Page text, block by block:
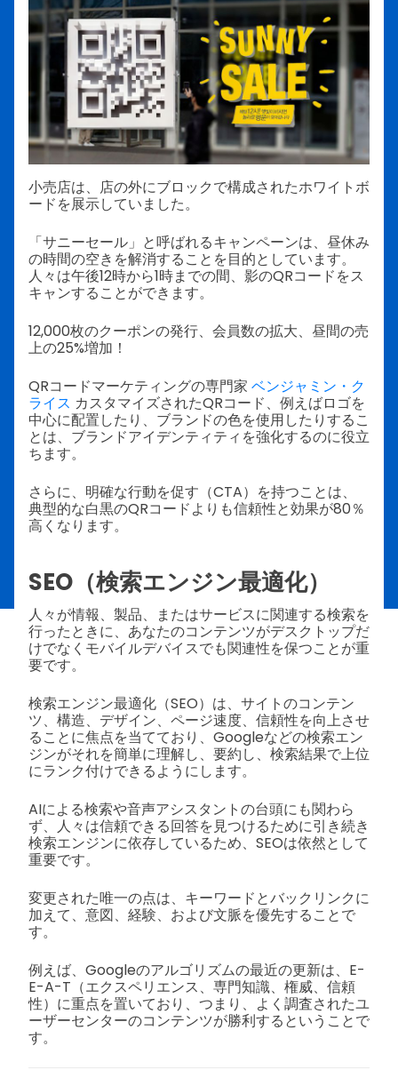
小売店は、店の外にブロックで構成されたホワイトボ
ードを展示していました。
「サニーセール」と呼ばれるキャンペーンは、昼休み
の時間の空きを解消することを目的としています。
人々は午後12時から1時までの間、影のQRコードをス
キャンすることができます。
12,000枚のクーポンの発行、会員数の拡大、昼間の売
上の25%増加！
QRコードマーケティングの専門家 ベンジャミン・ク
ライス カスタマイズされたQRコード、例えばロゴを
中心に配置したり、ブランドの色を使用したりするこ
とは、ブランドアイデンティティを強化するのに役立
ちます。
さらに、明確な行動を促す（CTA）を持つことは、
典型的な白黒のQRコードよりも信頼性と効果が80％
高くなります。
SEO（検索エンジン最適化）
人々が情報、製品、またはサービスに関連する検索を
行ったときに、あなたのコンテンツがデスクトップだ
けでなくモバイルデバイスでも関連性を保つことが重
要です。
検索エンジン最適化（SEO）は、サイトのコンテン
ツ、構造、デザイン、ページ速度、信頼性を向上させ
ることに焦点を当てており、Googleなどの検索エン
ジンがそれを簡単に理解し、要約し、検索結果で上位
にランク付けできるようにします。
AIによる検索や音声アシスタントの台頭にも関わら
ず、人々は信頼できる回答を見つけるために引き続き
検索エンジンに依存しているため、SEOは依然として
重要です。
変更された唯一の点は、キーワードとバックリンクに
加えて、意図、経験、および文脈を優先することで
す。
例えば、Googleのアルゴリズムの最近の更新は、E-
E-A-T（エクスペリエンス、専門知識、権威、信頼
性）に重点を置いており、つまり、よく調査されたユ
ーザーセンターのコンテンツが勝利するということで
す。